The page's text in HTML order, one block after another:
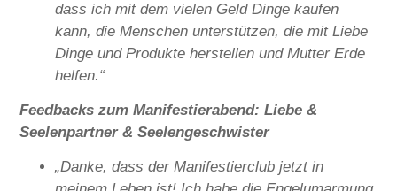
dass ich mit dem vielen Geld Dinge kaufen
kann, die Menschen unterstützen, die mit Liebe
Dinge und Produkte herstellen und Mutter Erde
helfen.“
Feedbacks zum Manifestierabend: Liebe &
Seelenpartner & Seelengeschwister
„Danke, dass der Manifestierclub jetzt in